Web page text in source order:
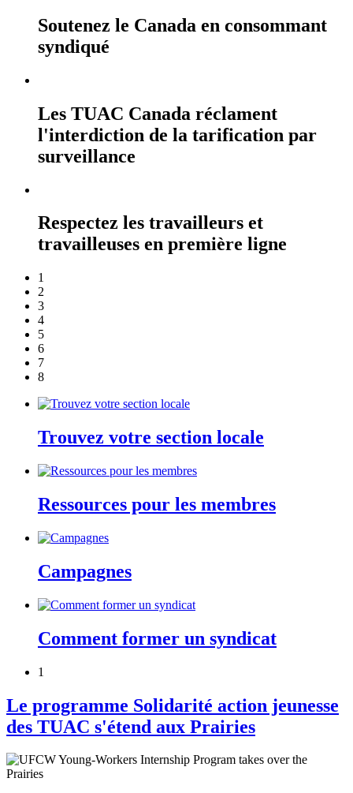
Soutenez le Canada en consommant
syndiqué
Les TUAC Canada réclament
l'interdiction de la tarification par
surveillance
Respectez les travailleurs et
travailleuses en première ligne
1
2
3
4
5
6
7
8
Trouvez votre section locale
Ressources pour les membres
Campagnes
Comment former un syndicat
1
Le programme Solidarité action jeunesse
des TUAC s'étend aux Prairies